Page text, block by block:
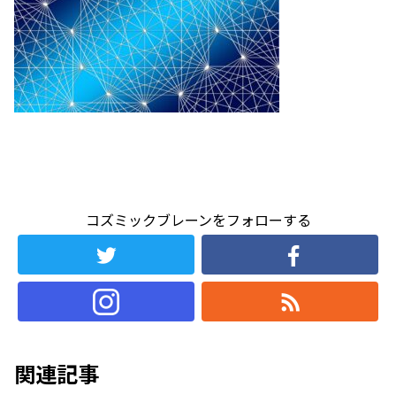
コズミックブレーンをフォローする
関連記事